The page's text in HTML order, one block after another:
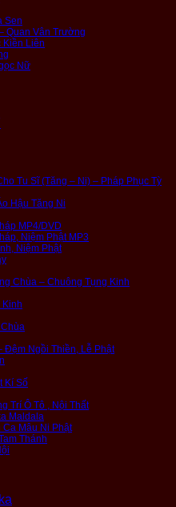
Sen
Quan Vân Trường
Kiền Liên
Nữ
Tu Sĩ (Tăng – Ni) – Pháp Phục Tỳ
Hậu Tăng Ni
MP4/DVD
Niệm Phật MP3
Niệm Phật
Chùa – Chuông Tụng Kinh
Đệm Ngồi Thiền, Lễ Phật
Kí Số
Trí Ô Tô , Nội Thất
Maldala
Mâu Ni Phật
Thánh